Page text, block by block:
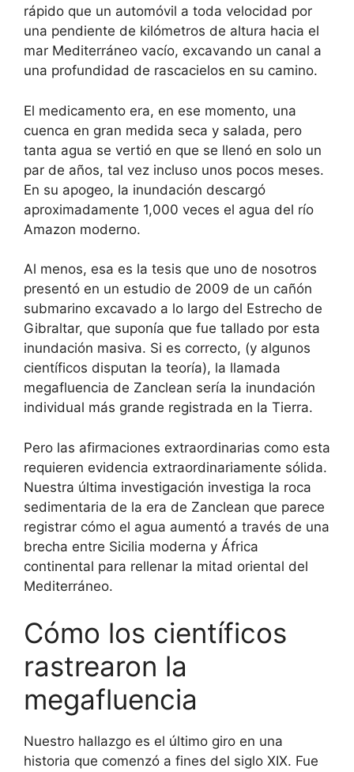
rápido que un automóvil a toda velocidad por
una pendiente de kilómetros de altura hacia el
mar Mediterráneo vacío, excavando un canal a
una profundidad de rascacielos en su camino.
El medicamento era, en ese momento, una
cuenca en gran medida seca y salada, pero
tanta agua se vertió en que se llenó en solo un
par de años, tal vez incluso unos pocos meses.
En su apogeo, la inundación descargó
aproximadamente 1,000 veces el agua del río
Amazon moderno.
Al menos, esa es la tesis que uno de nosotros
presentó en un estudio de 2009 de un cañón
submarino excavado a lo largo del Estrecho de
Gibraltar, que suponía que fue tallado por esta
inundación masiva. Si es correcto, (y algunos
científicos disputan la teoría), la llamada
megafluencia de Zanclean sería la inundación
individual más grande registrada en la Tierra.
Pero las afirmaciones extraordinarias como esta
requieren evidencia extraordinariamente sólida.
Nuestra última investigación investiga la roca
sedimentaria de la era de Zanclean que parece
registrar cómo el agua aumentó a través de una
brecha entre Sicilia moderna y África
continental para rellenar la mitad oriental del
Mediterráneo.
Cómo los científicos
rastrearon la
megafluencia
Nuestro hallazgo es el último giro en una
historia que comenzó a fines del siglo XIX. Fue